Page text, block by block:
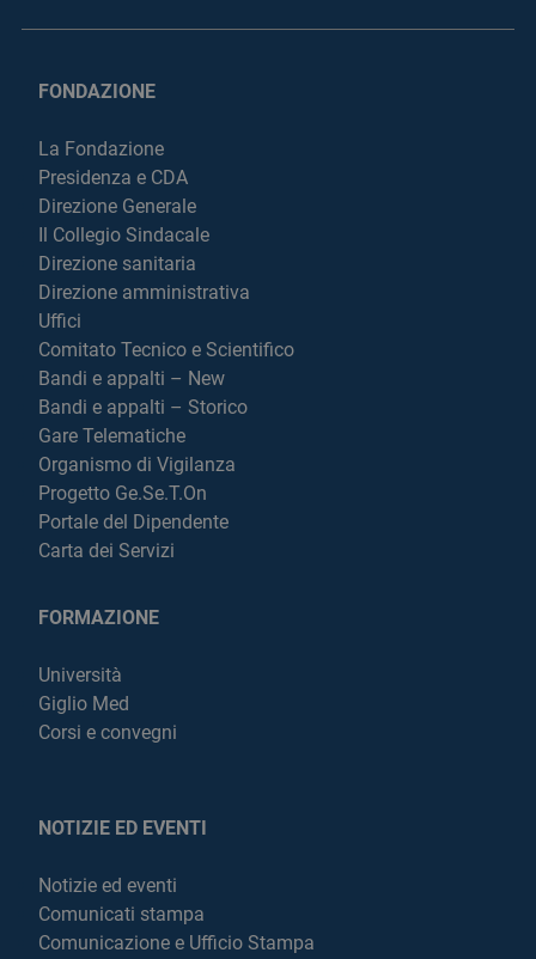
FONDAZIONE
La Fondazione
Presidenza e CDA
Direzione Generale
Il Collegio Sindacale
Direzione sanitaria
Direzione amministrativa
Uffici
Comitato Tecnico e Scientifico
Bandi e appalti – New
Bandi e appalti – Storico
Gare Telematiche
Organismo di Vigilanza
Progetto Ge.Se.T.On
Portale del Dipendente
Carta dei Servizi
FORMAZIONE
Università
Giglio Med
Corsi e convegni
NOTIZIE ED EVENTI
Notizie ed eventi
Comunicati stampa
Comunicazione e Ufficio Stampa